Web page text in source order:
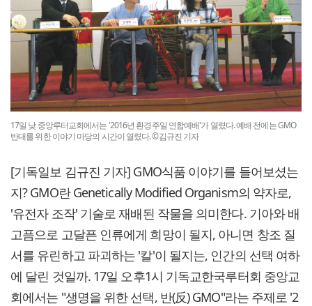
17일 낮 중앙루터교회에서는 '2016년 환경주일 연합예배'가 열렸다. 예배 전에는 GMO
반대를 위한 이야기 마당의 시간이 열렸다. ©김규진 기자
[기독일보 김규진 기자] GMO식품 이야기를 들어보셨는
지? GMO란 Genetically Modified Organism의 약자로,
'유전자 조작' 기술로 재배된 작물을 의미한다. 기아와 배
고픔으로 고달픈 인류에게 희망이 될지, 아니면 창조 질
서를 유린하고 파괴하는 '칼'이 될지는, 인간의 선택 여하
에 달린 것일까. 17일 오후1시 기독교한국루터회 중앙교
회에서는 "생명을 위한 선택, 반(反) GMO"라는 주제로 '2